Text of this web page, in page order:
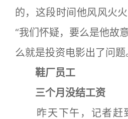
的，这段时间他风风火
“我们怀疑，要么是他故
么就是投资电影出了问题
鞋厂员工
三个月没结工资
昨天下午，记者赶